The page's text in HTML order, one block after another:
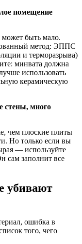
помещение
быть мало.
метод: ЭППС
и терморазрыва)
минвата должна
использовать
керамическую
стены, много
чем плоские плиты
Но только если вы
— используйте
сам заполнит все
убивают
ошибка в
того, чего